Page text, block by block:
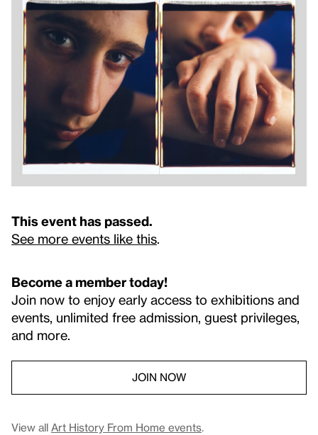
This event has passed.
See more events like this
Become a member today!
Join now to enjoy early access to exhibitions and
events, unlimited free admission, guest privileges,
and more.
JOIN NOW
View all Art History From Home events.